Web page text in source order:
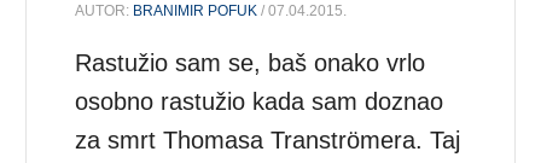
AUTOR: BRANIMIR POFUK / 07.04.2015.
Rastužio sam se, baš onako vrlo
osobno rastužio kada sam doznao
za smrt Thomasa Tranströmera. Taj